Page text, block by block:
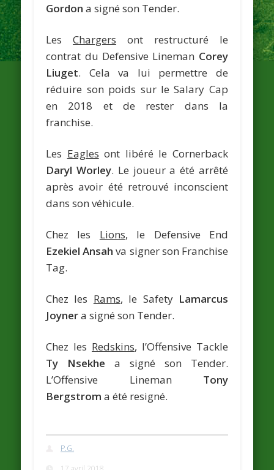
Gordon a signé son Tender.
LesChargers ont restructuré le
contrat du Defensive Lineman Corey
Liuget. Cela va lui permettre de
réduire son poids sur le Salary Cap
en 2018 et de rester dans la
franchise.
Les Eagles ont libéré le Cornerback
Daryl Worley. Le joueur a été arrêté
après avoir été retrouvé inconscient
dans son véhicule.
Chez les Lions, le Defensive End
Ezekiel Ansah va signer son Franchise
Tag.
Chez les Rams, le Safety Lamarcus
Joynera signé son Tender.
Chez les Redskins, l’Offensive Tackle
Ty Nsekhe a signé son Tender.
L’Offensive Lineman Tony
Bergstrom a été resigné.
P.G.